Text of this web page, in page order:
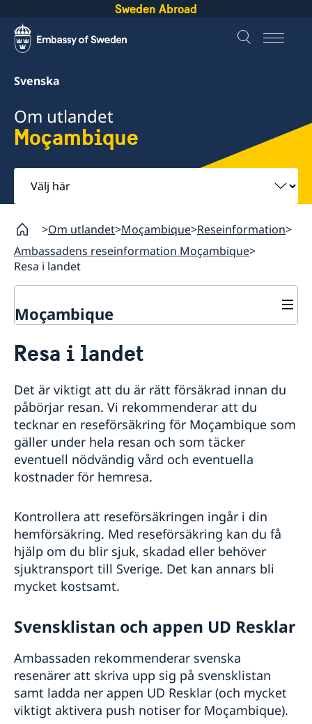
Sweden Abroad
Svenska
Om utlandet
Moçambique
Välj
här
Om utlandet Moçambique Reseinformation
Ambassadens reseinformation Moçambique
Resa i landet
Moçambique
Hjälp till svenskar i Moçambique
Akut hjälp
Ekonomiskt nödställd
Om du blir sjuk eller råkar ut för en olycka
Dödsfall
Pass i Moçambique
Pass för vuxna
Pass för minderåringar
Samordningsnummer
Förlust av pass i Moçambique
Nationellt id-kort
Svenskt medborgarskap
Gifta sig i Moçambique
Avgifter
Legaliseringar
Ambassadens reseinformation
Moçambique
Aktuella händelser
Allmänna säkerhetsläget
Resa i landet
In- och utresebestämmelser
Spridning av infrektionssjukdomen Mpox
Lokala lagar och sedvänjor
Kriminalitet och personlig säkerhet
Trafiksäkerhet
Terrorism
Naturförhållanden och katastrofer
Service för svenska företag i Moçambique
Resa i landet
Det är viktigt att du är rätt försäkrad innan du
påbörjar resan. Vi rekommenderar att du
tecknar en reseförsäkring för Moçambique som
gäller under hela resan och som täcker
eventuell nödvändig vård och eventuella
kostnader för hemresa.
Kontrollera att reseförsäkringen ingår i din
hemförsäkring. Med reseförsäkring kan du få
hjälp om du blir sjuk, skadad eller behöver
sjuktransport till Sverige. Det kan annars bli
mycket kostsamt.
Svensklistan och appen UD Resklar
Ambassaden rekommenderar svenska
resenärer att skriva upp sig på svensklistan
samt ladda ner appen UD Resklar (och mycket
viktigt aktivera push notiser for Moçambique).